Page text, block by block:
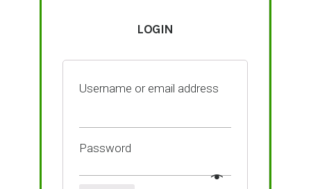
LOGIN
Username or email address
Password